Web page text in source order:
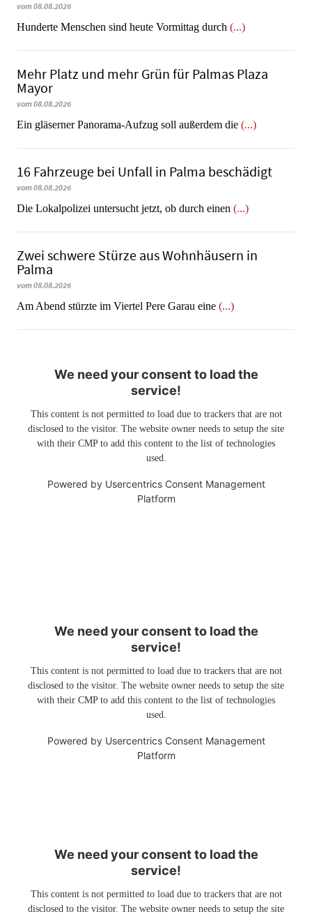
vom 08.08.2026
Hunderte Menschen sind heute Vormittag durch (...)
Mehr Platz und mehr Grün für Palmas Plaza
Mayor
vom 08.08.2026
Ein gläserner Panorama-Aufzug soll außerdem die (...)
16 Fahrzeuge bei Unfall in Palma beschädigt
vom 08.08.2026
Die Lokalpolizei untersucht jetzt, ob durch einen (...)
Zwei schwere Stürze aus Wohnhäusern in
Palma
vom 08.08.2026
Am Abend stürzte im Viertel Pere Garau eine (...)
We need your consent to load the
service!
This content is not permitted to load due to trackers that are not
disclosed to the visitor. The website owner needs to setup the site
with their CMP to add this content to the list of technologies
used.
Powered by Usercentrics Consent Management
Platform
We need your consent to load the
service!
This content is not permitted to load due to trackers that are not
disclosed to the visitor. The website owner needs to setup the site
with their CMP to add this content to the list of technologies
used.
Powered by Usercentrics Consent Management
Platform
We need your consent to load the
service!
This content is not permitted to load due to trackers that are not
disclosed to the visitor. The website owner needs to setup the site